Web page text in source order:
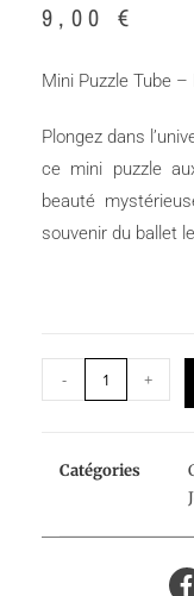
9,00 €
Mini Puzzle Tube
Plongez dans
ce mini puzzle
beauté
souvenir du ballet
- +
Catégories